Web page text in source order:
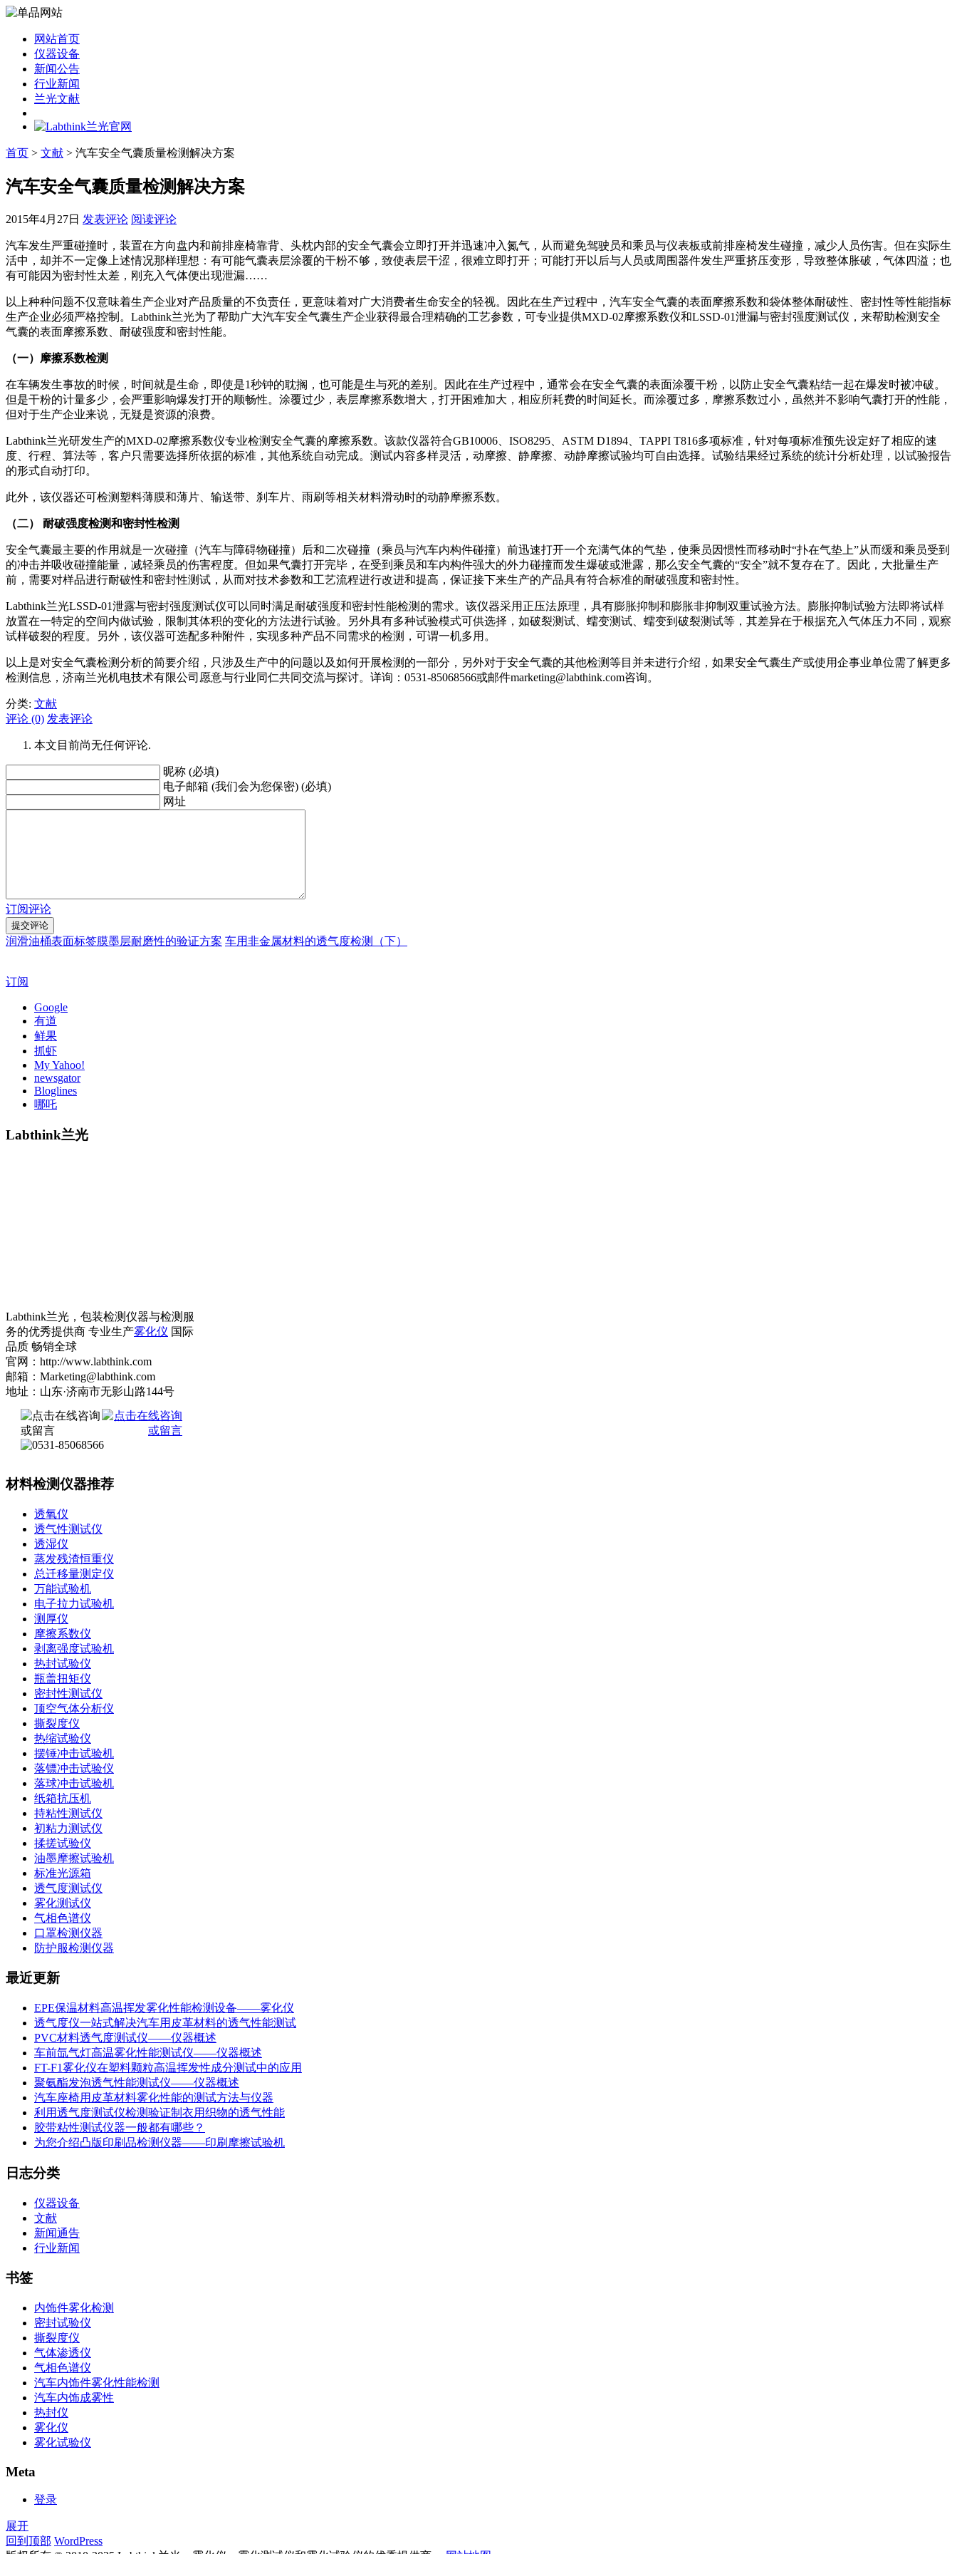
网站首页
仪器设备
新闻公告
行业新闻
兰光文献
首页 > 文献 > 汽车安全气囊质量检测解决方案
汽车安全气囊质量检测解决方案
2015年4月27日 发表评论 阅读评论
汽车发生严重碰撞时，装置在方向盘内和前排座椅靠背、头枕内部的安全气囊会立即打开并迅速冲入氮气，从而避免驾驶员和乘员与仪表板或前排座椅发生碰撞，减少人员伤害。但在实际生
活中，却并不一定像上述情况那样理想：有可能气囊表层涂覆的干粉不够，致使表层干涩，很难立即打开；可能打开以后与人员或周围器件发生严重挤压变形，导致整体胀破，气体四溢；也
有可能因为密封性太差，刚充入气体便出现泄漏……
以上种种问题不仅意味着生产企业对产品质量的不负责任，更意味着对广大消费者生命安全的轻视。因此在生产过程中，汽车安全气囊的表面摩擦系数和袋体整体耐破性、密封性等性能指标
生产企业必须严格控制。Labthink兰光为了帮助广大汽车安全气囊生产企业获得最合理精确的工艺参数，可专业提供MXD-02摩擦系数仪和LSSD-01泄漏与密封强度测试仪，来帮助检测安全
气囊的表面摩擦系数、耐破强度和密封性能。
（一） 摩擦系数检测
在车辆发生事故的时候，时间就是生命，即使是1秒钟的耽搁，也可能是生与死的差别。因此在生产过程中，通常会在安全气囊的表面涂覆干粉，以防止安全气囊粘结一起在爆发时被冲破。
但是干粉的计量多少，会严重影响爆发打开的顺畅性。涂覆过少，表层摩擦系数增大，打开困难加大，相应所耗费的时间延长。而涂覆过多，摩擦系数过小，虽然并不影响气囊打开的性能，
但对于生产企业来说，无疑是资源的浪费。
Labthink兰光研发生产的MXD-02摩擦系数仪专业检测安全气囊的摩擦系数。该款仪器符合GB10006、ISO8295、ASTM D1894、TAPPI T816多项标准，针对每项标准预先设定好了相应的速
度、行程、算法等，客户只需要选择所依据的标准，其他系统自动完成。测试内容多样灵活，动摩擦、静摩擦、动静摩擦试验均可自由选择。试验结果经过系统的统计分析处理，以试验报告
的形式自动打印。
此外，该仪器还可检测塑料薄膜和薄片、输送带、刹车片、雨刷等相关材料滑动时的动静摩擦系数。
（二） 耐破强度检测和密封性检测
安全气囊最主要的作用就是一次碰撞（汽车与障碍物碰撞）后和二次碰撞（乘员与汽车内构件碰撞）前迅速打开一个充满气体的气垫，使乘员因惯性而移动时“扑在气垫上”从而缓和乘员受到
的冲击并吸收碰撞能量，减轻乘员的伤害程度。但如果气囊打开完毕，在受到乘员和车内构件强大的外力碰撞而发生爆破或泄露，那么安全气囊的“安全”就不复存在了。因此，大批量生产
前，需要对样品进行耐破性和密封性测试，从而对技术参数和工艺流程进行改进和提高，保证接下来生产的产品具有符合标准的耐破强度和密封性。
Labthink兰光LSSD-01泄露与密封强度测试仪可以同时满足耐破强度和密封性能检测的需求。该仪器采用正压法原理，具有膨胀抑制和膨胀非抑制双重试验方法。膨胀抑制试验方法即将试样
放置在一特定的空间内做试验，限制其体积的变化的方法进行试验。另外具有多种试验模式可供选择，如破裂测试、蠕变测试、蠕变到破裂测试等，其差异在于根据充入气体压力不同，观察
试样破裂的程度。另外，该仪器可选配多种附件，实现多种产品不同需求的检测，可谓一机多用。
以上是对安全气囊检测分析的简要介绍，只涉及生产中的问题以及如何开展检测的一部分，另外对于安全气囊的其他检测等目并未进行介绍，如果安全气囊生产或使用企事业单位需了解更多
检测信息，济南兰光机电技术有限公司愿意与行业同仁共同交流与探讨。详询：0531-85068566或邮件marketing@labthink.com咨询。
分类: 文献
评论 (0) 发表评论
本文目前尚无任何评论.
昵称 (必填)
电子邮箱 (我们会为您保密) (必填)
网址
订阅评论
润滑油桶表面标签膜墨层耐磨性的验证方案 车用非金属材料的透气度检测（下）
订阅
Google
有道
鲜果
抓虾
My Yahoo!
newsgator
Bloglines
哪吒
Labthink兰光
Labthink兰光，包装检测仪器与检测服
务的优秀提供商 专业生产雾化仪 国际
品质 畅销全球
官网：http://www.labthink.com
邮箱：Marketing@labthink.com
地址：山东·济南市无影山路144号
材料检测仪器推荐
透氧仪
透气性测试仪
透湿仪
蒸发残渣恒重仪
总迁移量测定仪
万能试验机
电子拉力试验机
测厚仪
摩擦系数仪
剥离强度试验机
热封试验仪
瓶盖扭矩仪
密封性测试仪
顶空气体分析仪
撕裂度仪
热缩试验仪
摆锤冲击试验机
落镖冲击试验仪
落球冲击试验机
纸箱抗压机
持粘性测试仪
初粘力测试仪
揉搓试验仪
油墨摩擦试验机
标准光源箱
透气度测试仪
雾化测试仪
气相色谱仪
口罩检测仪器
防护服检测仪器
最近更新
EPE保温材料高温挥发雾化性能检测设备——雾化仪
透气度仪一站式解决汽车用皮革材料的透气性能测试
PVC材料透气度测试仪——仪器概述
车前氙气灯高温雾化性能测试仪——仪器概述
FT-F1雾化仪在塑料颗粒高温挥发性成分测试中的应用
聚氨酯发泡透气性能测试仪——仪器概述
汽车座椅用皮革材料雾化性能的测试方法与仪器
利用透气度测试仪检测验证制衣用织物的透气性能
胶带粘性测试仪器一般都有哪些？
为您介绍凸版印刷品检测仪器——印刷摩擦试验机
日志分类
仪器设备
文献
新闻通告
行业新闻
书签
内饰件雾化检测
密封试验仪
撕裂度仪
气体渗透仪
气相色谱仪
汽车内饰件雾化性能检测
汽车内饰成雾性
热封仪
雾化仪
雾化试验仪
Meta
登录
展开
回到顶部 WordPress